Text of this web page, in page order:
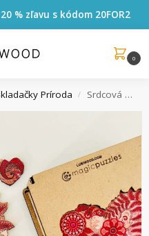
% zľavu s kódom 20FOR2
0
Príroda / Srdcová Mandala